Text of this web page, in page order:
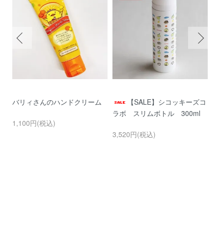
バリィさんのハンドクリーム
1,100円(税込)
【SALE】シコッキーズコ
ラボ スリムボトル 300ml
3,520円(税込)